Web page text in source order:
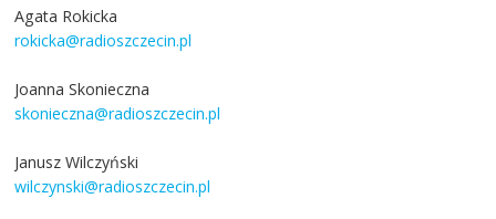
Agata Rokicka
rokicka@radioszczecin.pl
Joanna Skonieczna
skonieczna@radioszczecin.pl
Janusz Wilczyński
wilczynski@radioszczecin.pl